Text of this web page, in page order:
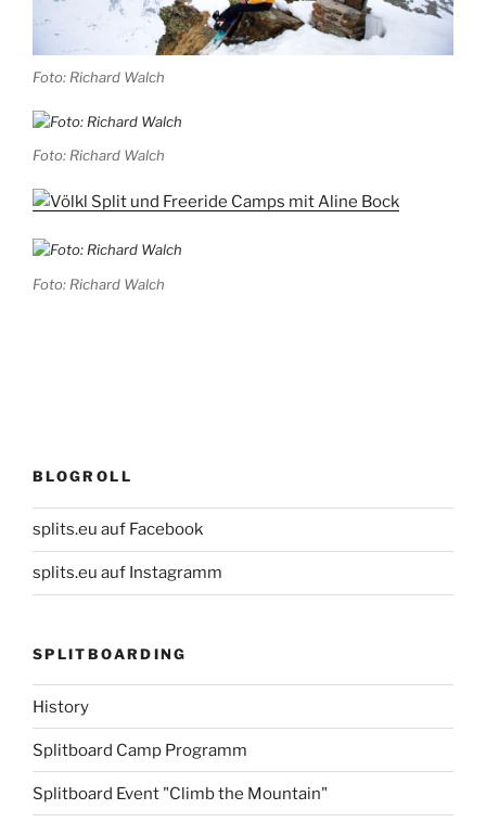
Foto: Richard Walch
Foto: Richard Walch
Foto: Richard Walch
BLOGROLL
splits.eu auf Facebook
splits.eu auf Instagramm
SPLITBOARDING
History
Splitboard Camp Programm
Splitboard Event "Climb the Mountain"